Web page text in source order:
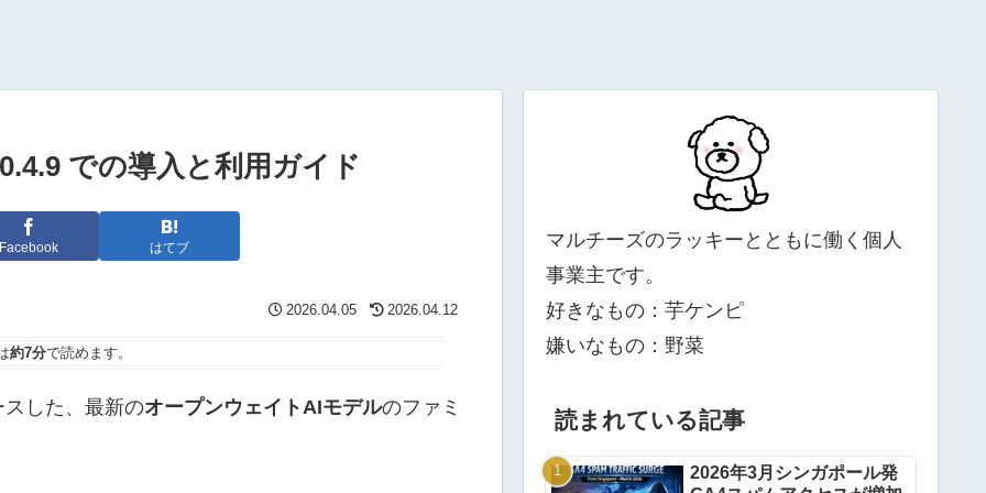
での導入と利用ガイド
Facebook はてブ
2026.04.05 2026.04.12
約7分で読めます。
した、最新のオープンウェイトAIモデルのファミ
マルチーズのラッキーとともに働く個人
事業主です。
好きなもの：芋ケンピ
嫌いなもの：野菜
読まれている記事
2026年3月シンガポール発